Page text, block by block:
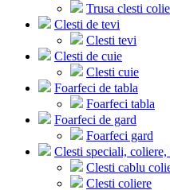
Trusa clesti
Clesti de tevi
Clesti tevi
Clesti de cuie
Clesti cuie
Foarfeci de tabla
Foarfeci tabla
Foarfeci de gard
Foarfeci gard
Clesti speciali,
Clesti cablu
Clesti coliere